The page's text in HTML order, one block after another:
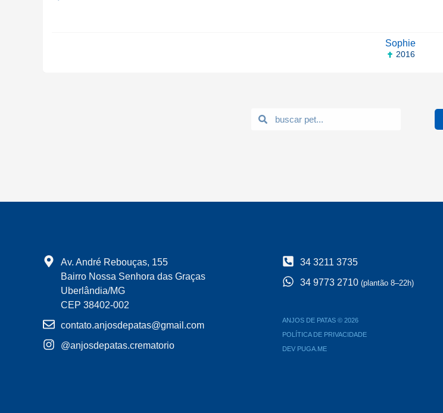
Sophie
2016
Av. André Rebouças, 155
Bairro Nossa Senhora das Graças
Uberlândia/MG
CEP 38402-002
contato.anjosdepatas@gmail.com
@anjosdepatas.crematorio
34 3211 3735
34 9773 2710 (plantão 8–22h)
ANJOS DE PATAS © 2026
POLÍTICA DE PRIVACIDADE
DEV PUGA.ME